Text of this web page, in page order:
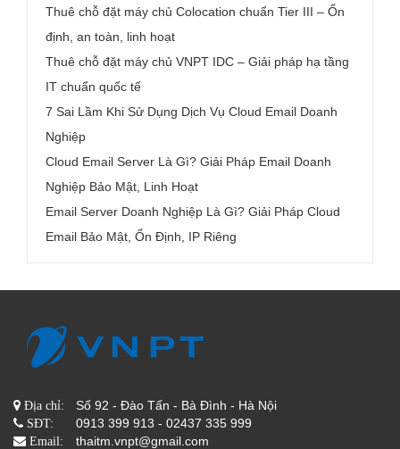
Thuê chỗ đặt máy chủ Colocation chuẩn Tier III – Ổn
định, an toàn, linh hoạt
Thuê chỗ đặt máy chủ VNPT IDC – Giải pháp hạ tầng
IT chuẩn quốc tế
7 Sai Lầm Khi Sử Dụng Dịch Vụ Cloud Email Doanh
Nghiệp
Cloud Email Server Là Gì? Giải Pháp Email Doanh
Nghiệp Bảo Mật, Linh Hoạt
Email Server Doanh Nghiệp Là Gì? Giải Pháp Cloud
Email Bảo Mật, Ổn Định, IP Riêng
Địa chỉ: Số 92 - Đào Tấn - Bà Đình - Hà Nội
SĐT: 0913 399 913 - 02437 335 999
Email: thaitm.vnpt@gmail.com